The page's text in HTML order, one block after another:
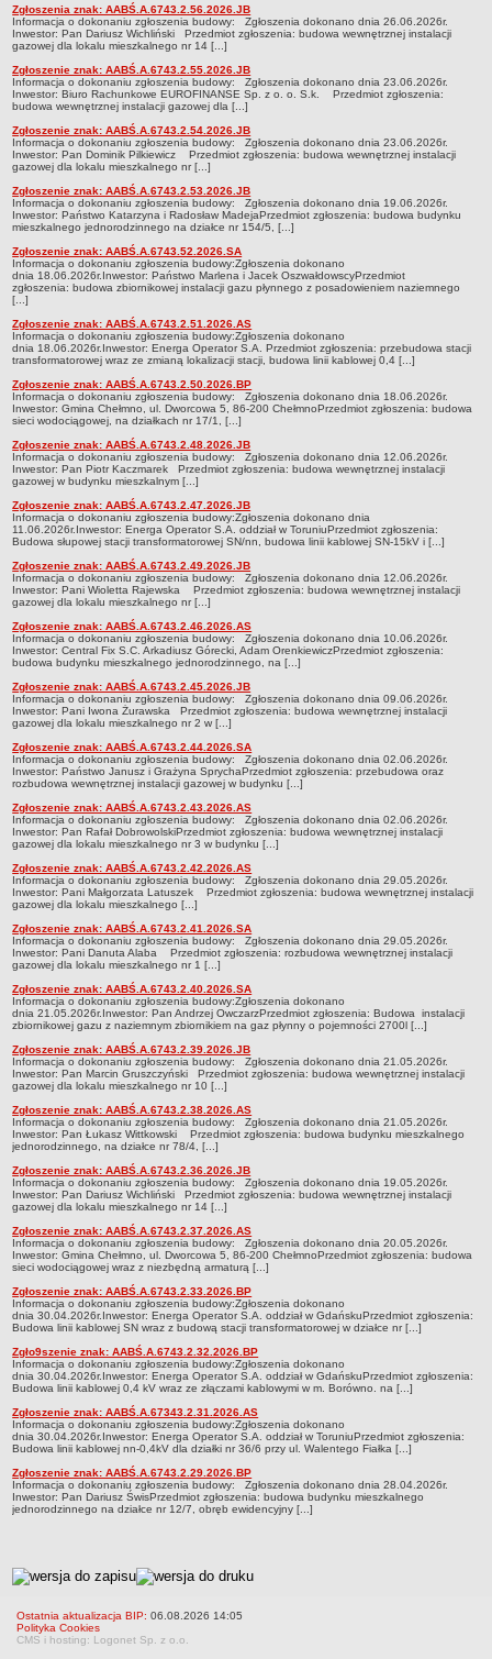
Informacje o środowisku
Zgłoszenia instalacji wytwarzających pola elektromagnetyczne
WŁADZE I STRUKTURA
Oświadczenia majątkowe
Skład Rady Powiatu
Komisje Rady Powiatu
Zarząd Powiatu
Jednostki organizacyjne
WYBORY SAMORZĄDOWE 2018
WYBORY SAMORZĄDOWE 2024
Wydział Komunikacji i Transportu
Wydział Geodezji, Kartografii i Gospodarki Nieruchomościami
Wydział Administracji Architektoniczno-Budowlanej i Środowiska
Wydział Oświaty, Zdrowia, Kultury i Sportu
Powiatowy Zespół Do Spraw Orzekania o Niepełnosprawności
Powiatowe Centrum Pomocy Rodzinie
PRAWO LOKALNE
Statut
Protokoły
RADA POWIATU
Transmisje z sesji
Nagrania z sesji
Protokoły z głosowań
Interpelacje i zapytania
MAJĄTEK I FINANSE POWIATU
Budżet
Wieloletnia Prognoza Finansowa
Sprawozdania
Sprawozdania-archiwum
EWIDENCJA STOWARZYSZEŃ ZWYKŁYCH
REJESTR OŚRODKÓW SZKOLENIA KIEROWCÓW
POWIATOWY ZARZĄD DRÓG
Klauzula informacyjna
Inspektor Ochrony Danych
Informacje ogólne
Dane o sieci dróg powiatowych
Kadra
Statut
Raport o stanie zapewniania dostępności
Elektroniczna Skrzynka Podawcza
Regulamin Organizacyjny
Druki do pobrania
POWIATOWE CENTRUM POMOCY RODZINIE
Klauzula informacyjna
Informacje ogólne
Statut
Nabór pracowników
Powiatowy Zespół ds. Orzekania o Niepełnosprawności
Niepełnosprawni
Rodziny zastępcze
Ośrodek interwencji kryzysowej
Placówki opiekuńczo -wychowawcze
Punkt Porad Obywatelskich
BAZY DANYCH O INSTYTUCJACH I ŚWIADCZONYCH
WSPARCIACH
Zgłoszenia znak: AABŚ.A.6743.2.56.2026.JB
Informacja o dokonaniu zgłoszenia budowy: Zgłoszenia dokonano dnia 26.06.2026r.
Inwestor: Pan Dariusz Wichliński Przedmiot zgłoszenia: budowa wewnętrznej instalacji
gazowej dla lokalu mieszkalnego nr 14 [...]
Zgłoszenie znak: AABŚ.A.6743.2.55.2026.JB
Informacja o dokonaniu zgłoszenia budowy: Zgłoszenia dokonano dnia 23.06.2026r.
Inwestor: Biuro Rachunkowe EUROFINANSE Sp. z o. o. S.k. Przedmiot zgłoszenia:
budowa wewnętrznej instalacji gazowej dla [...]
Zgłoszenie znak: AABŚ.A.6743.2.54.2026.JB
Informacja o dokonaniu zgłoszenia budowy: Zgłoszenia dokonano dnia 23.06.2026r.
Inwestor: Pan Dominik Pilkiewicz Przedmiot zgłoszenia: budowa wewnętrznej instalacji
gazowej dla lokalu mieszkalnego nr [...]
Zgłoszenie znak: AABŚ.A.6743.2.53.2026.JB
Informacja o dokonaniu zgłoszenia budowy: Zgłoszenia dokonano dnia 19.06.2026r.
Inwestor: Państwo Katarzyna i Radosław MadejaPrzedmiot zgłoszenia: budowa budynku
mieszkalnego jednorodzinnego na działce nr 154/5, [...]
Zgłoszenie znak: AABŚ.A.6743.52.2026.SA
Informacja o dokonaniu zgłoszenia budowy:Zgłoszenia dokonano
dnia 18.06.2026r.Inwestor: Państwo Marlena i Jacek OszwałdowscyPrzedmiot
zgłoszenia: budowa zbiornikowej instalacji gazu płynnego z posadowieniem naziemnego
[...]
Zgłoszenie znak: AABŚ.A.6743.2.51.2026.AS
Informacja o dokonaniu zgłoszenia budowy:Zgłoszenia dokonano
dnia 18.06.2026r.Inwestor: Energa Operator S.A. Przedmiot zgłoszenia: przebudowa stacji
transformatorowej wraz ze zmianą lokalizacji stacji, budowa linii kablowej 0,4 [...]
Zgłoszenie znak: AABŚ.A.6743.2.50.2026.BP
Informacja o dokonaniu zgłoszenia budowy: Zgłoszenia dokonano dnia 18.06.2026r.
Inwestor: Gmina Chełmno, ul. Dworcowa 5, 86-200 ChełmnoPrzedmiot zgłoszenia: budowa
sieci wodociągowej, na działkach nr 17/1, [...]
Zgłoszenie znak: AABŚ.A.6743.2.48.2026.JB
Informacja o dokonaniu zgłoszenia budowy: Zgłoszenia dokonano dnia 12.06.2026r.
Inwestor: Pan Piotr Kaczmarek Przedmiot zgłoszenia: budowa wewnętrznej instalacji
gazowej w budynku mieszkalnym [...]
Zgłoszenie znak: AABŚ.A.6743.2.47.2026.JB
Informacja o dokonaniu zgłoszenia budowy:Zgłoszenia dokonano dnia
11.06.2026r.Inwestor: Energa Operator S.A. oddział w ToruniuPrzedmiot zgłoszenia:
Budowa słupowej stacji transformatorowej SN/nn, budowa linii kablowej SN-15kV i [...]
Zgłoszenie znak: AABŚ.A.6743.2.49.2026.JB
Informacja o dokonaniu zgłoszenia budowy: Zgłoszenia dokonano dnia 12.06.2026r.
Inwestor: Pani Wioletta Rajewska Przedmiot zgłoszenia: budowa wewnętrznej instalacji
gazowej dla lokalu mieszkalnego nr [...]
Zgłoszenie znak: AABŚ.A.6743.2.46.2026.AS
Informacja o dokonaniu zgłoszenia budowy: Zgłoszenia dokonano dnia 10.06.2026r.
Inwestor: Central Fix S.C. Arkadiusz Górecki, Adam OrenkiewiczPrzedmiot zgłoszenia:
budowa budynku mieszkalnego jednorodzinnego, na [...]
Zgłoszenie znak: AABŚ.A.6743.2.45.2026.JB
Informacja o dokonaniu zgłoszenia budowy: Zgłoszenia dokonano dnia 09.06.2026r.
Inwestor: Pani Iwona Żurawska Przedmiot zgłoszenia: budowa wewnętrznej instalacji
gazowej dla lokalu mieszkalnego nr 2 w [...]
Zgłoszenie znak: AABŚ.A.6743.2.44.2026.SA
Informacja o dokonaniu zgłoszenia budowy: Zgłoszenia dokonano dnia 02.06.2026r.
Inwestor: Państwo Janusz i Grażyna SprychaPrzedmiot zgłoszenia: przebudowa oraz
rozbudowa wewnętrznej instalacji gazowej w budynku [...]
Zgłoszenie znak: AABŚ.A.6743.2.43.2026.AS
Informacja o dokonaniu zgłoszenia budowy: Zgłoszenia dokonano dnia 02.06.2026r.
Inwestor: Pan Rafał DobrowolskiPrzedmiot zgłoszenia: budowa wewnętrznej instalacji
gazowej dla lokalu mieszkalnego nr 3 w budynku [...]
Zgłoszenie znak: AABŚ.A.6743.2.42.2026.AS
Informacja o dokonaniu zgłoszenia budowy: Zgłoszenia dokonano dnia 29.05.2026r.
Inwestor: Pani Małgorzata Latuszek Przedmiot zgłoszenia: budowa wewnętrznej instalacji
gazowej dla lokalu mieszkalnego [...]
Zgłoszenie znak: AABŚ.A.6743.2.41.2026.SA
Informacja o dokonaniu zgłoszenia budowy: Zgłoszenia dokonano dnia 29.05.2026r.
Inwestor: Pani Danuta Alaba Przedmiot zgłoszenia: rozbudowa wewnętrznej instalacji
gazowej dla lokalu mieszkalnego nr 1 [...]
Zgłoszenie znak: AABŚ.A.6743.2.40.2026.SA
Informacja o dokonaniu zgłoszenia budowy:Zgłoszenia dokonano
dnia 21.05.2026r.Inwestor: Pan Andrzej OwczarzPrzedmiot zgłoszenia: Budowa instalacji
zbiornikowej gazu z naziemnym zbiornikiem na gaz płynny o pojemności 2700l [...]
Zgłoszenie znak: AABŚ.A.6743.2.39.2026.JB
Informacja o dokonaniu zgłoszenia budowy: Zgłoszenia dokonano dnia 21.05.2026r.
Inwestor: Pan Marcin Gruszczyński Przedmiot zgłoszenia: budowa wewnętrznej instalacji
gazowej dla lokalu mieszkalnego nr 10 [...]
Zgłoszenie znak: AABŚ.A.6743.2.38.2026.AS
Informacja o dokonaniu zgłoszenia budowy: Zgłoszenia dokonano dnia 21.05.2026r.
Inwestor: Pan Łukasz Wittkowski Przedmiot zgłoszenia: budowa budynku mieszkalnego
jednorodzinnego, na działce nr 78/4, [...]
Zgłoszenie znak: AABŚ.A.6743.2.36.2026.JB
Informacja o dokonaniu zgłoszenia budowy: Zgłoszenia dokonano dnia 19.05.2026r.
Inwestor: Pan Dariusz Wichliński Przedmiot zgłoszenia: budowa wewnętrznej instalacji
gazowej dla lokalu mieszkalnego nr 14 [...]
Zgłoszenie znak: AABŚ.A.6743.2.37.2026.AS
Informacja o dokonaniu zgłoszenia budowy: Zgłoszenia dokonano dnia 20.05.2026r.
Inwestor: Gmina Chełmno, ul. Dworcowa 5, 86-200 ChełmnoPrzedmiot zgłoszenia: budowa
sieci wodociągowej wraz z niezbędną armaturą [...]
Zgłoszenie znak: AABŚ.A.6743.2.33.2026.BP
Informacja o dokonaniu zgłoszenia budowy:Zgłoszenia dokonano
dnia 30.04.2026r.Inwestor: Energa Operator S.A. oddział w GdańskuPrzedmiot zgłoszenia:
Budowa linii kablowej SN wraz z budową stacji transformatorowej w działce nr [...]
Zgło9szenie znak: AABŚ.A.6743.2.32.2026.BP
Informacja o dokonaniu zgłoszenia budowy:Zgłoszenia dokonano
dnia 30.04.2026r.Inwestor: Energa Operator S.A. oddział w GdańskuPrzedmiot zgłoszenia:
Budowa linii kablowej 0,4 kV wraz ze złączami kablowymi w m. Borówno. na [...]
Zgłoszenie znak: AABŚ.A.67343.2.31.2026.AS
Informacja o dokonaniu zgłoszenia budowy:Zgłoszenia dokonano
dnia 30.04.2026r.Inwestor: Energa Operator S.A. oddział w ToruniuPrzedmiot zgłoszenia:
Budowa linii kablowej nn-0,4kV dla działki nr 36/6 przy ul. Walentego Fiałka [...]
Zgłoszenie znak: AABŚ.A.6743.2.29.2026.BP
Informacja o dokonaniu zgłoszenia budowy: Zgłoszenia dokonano dnia 28.04.2026r.
Inwestor: Pan Dariusz ŚwisPrzedmiot zgłoszenia: budowa budynku mieszkalnego
jednorodzinnego na działce nr 12/7, obręb ewidencyjny [...]
metryczka
Ostatnia aktualizacja BIP: 06.08.2026 14:05
Polityka Cookies
CMS i hosting: Logonet Sp. z o.o.